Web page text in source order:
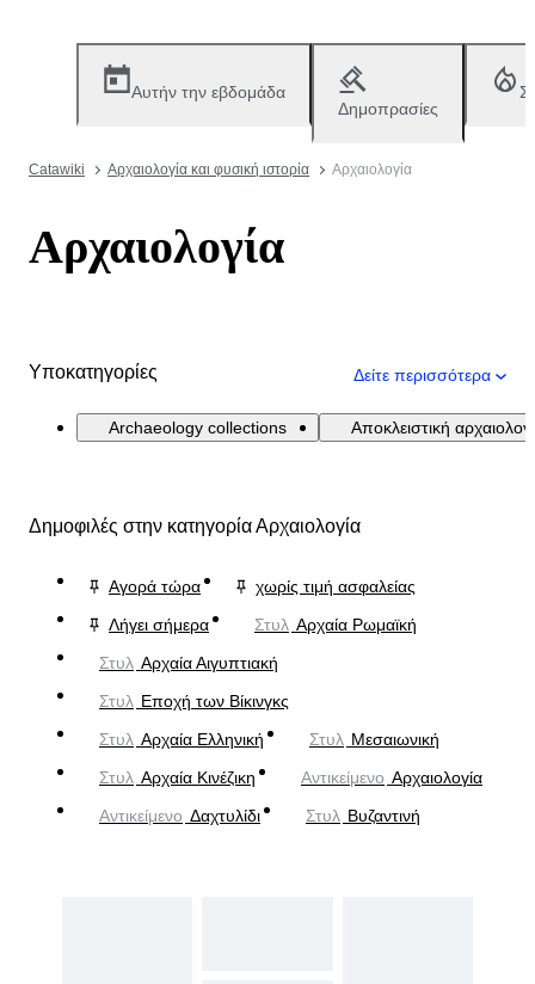
Αυτήν την εβδομάδα
Δημοπρασίες
Catawiki Αρχαιολογία και φυσική ιστορία Αρχαιολογία
Αρχαιολογία
Υποκατηγορίες Δείτε περισσότερα
Archaeology collections Αποκλειστική
Δημοφιλές στην κατηγορία Αρχαιολογία
Αγορά τώρα
χωρίς τιμή ασφαλείας
Λήγει σήμερα
Στυλ Αρχαία Ρωμαϊκή
Στυλ Αρχαία Αιγυπτιακή
Στυλ Εποχή των Βίκινγκς
Στυλ Αρχαία Ελληνική Στυλ Μεσαιωνική
Στυλ Αρχαία Κινέζικη Αντικείμενο Αρχαιολογία
Αντικείμενο Δαχτυλίδι Στυλ Βυζαντινή